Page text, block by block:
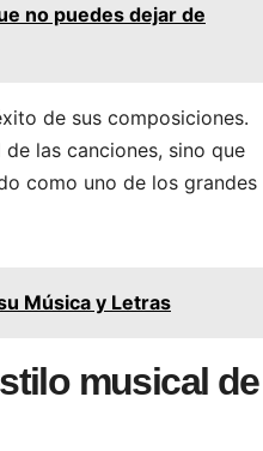
no puedes dejar de
de sus composiciones.
las canciones, sino que
como uno de los grandes
Música y Letras
musical de